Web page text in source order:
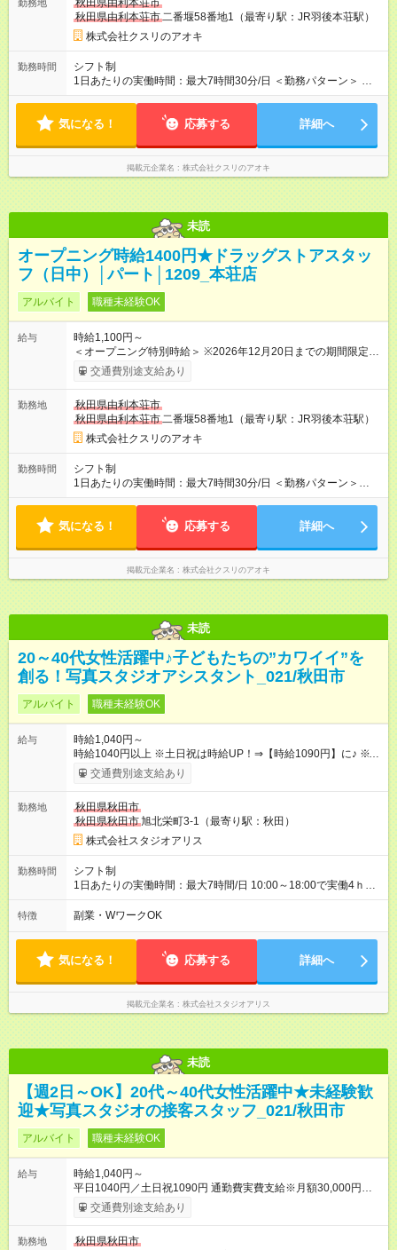
降 25％増し（営業店舗のみ） 【手当】 ※登録販売者資格手当
あり（時給＋30円） 【試用期間】試用期間なし
勤務地
秋田県由利本荘市
秋田県由利本荘市二番堰58番地1（最寄り駅：JR羽後本荘駅）
株式会社クスリのアオキ
勤務時間
シフト制
1日あたりの実働時間：最大7時間30分/日 ＜勤務パターン＞ ・
16:00～22:00 1日5時間 ・閉店までのフルタイム応相談！ 1日7
気になる！ 応募する 詳細へ
掲載元企業名 株式会社クスリのアオキ
未読
オープニング時給1400円★ドラッグストアスタッ
フ（日中）│パート│1209_本荘店
アルバイト 職種未経験OK
給与
時給1,100円～
＜オープニング特別時給＞ ※2026年12月20日までの期間限定特
別時給 8:30～17:00 時給1400円 17:00～22:00 時給1500円
※2026年12月21日～通常時給適用 8:30～17:00 時給1100円
降 25％増し（営業店舗のみ） 【手当】 ※登録販売者資格手当
あり（時給＋30円） 【試用期間】試用期間なし
交通費別途支給あり
勤務地
秋田県由利本荘市
秋田県由利本荘市二番堰58番地1（最寄り駅：JR羽後本荘駅）
株式会社クスリのアオキ
勤務時間
シフト制
1日あたりの実働時間：最大7時間30分/日 ＜勤務パターン＞
・ 8:30～17:00 ※1日5時間 ※8:30～勤務必須 （7時間～7.5時間
気になる！ 応募する 詳細へ
掲載元企業名 株式会社クスリのアオキ
未読
20～40代女性活躍中♪子どもたちの”カワイイ”を
創る！写真スタジオアシスタント_021/秋田市
アルバイト 職種未経験OK
給与
時給1,040円～
時給1040円以上 ※土日祝は時給UP！⇒【時給1090円】に♪ ※交
通費もしっかり支給（月30，000円まで） 【時給UPのチャンス
もたくさん！やりがいも◎】 頑張りはちゃ～んと時給に反映し
む）のシフトインで 「準社員」に！⇒ 時給30円UP！ 《チャン
ス２》社内資格をGETすると… 年2回の昇格審査クリアで、 専
門スキルをGET！⇒ 時給100円以上UPも夢じゃない！ 【急な出
費も怖くない♪前給制度あり】 「今月ピンチかも…」そんな時も
大丈夫！ 働いた分のお給料の一部を、 給料日前に受け取れる嬉
しい制度です。 【試用期間】試用期間あり 試用期間の長さ：3
交通費別途支給あり
勤務地
秋田県秋田市
秋田県秋田市旭北栄町3-1（最寄り駅：秋田）
株式会社スタジオアリス
勤務時間
シフト制
1日あたりの実働時間：最大7時間/日 10:00～18:00で実働4ｈ～
◆週2日～・1日4ｈ～OK ◆土日祝勤務できる方歓迎
特徴 副業・WワークOK
気になる！ 応募する 詳細へ
掲載元企業名 株式会社スタジオアリス
未読
【週2日～OK】20代～40代女性活躍中★未経験歓
迎★写真スタジオの接客スタッフ_021/秋田市
アルバイト 職種未経験OK
給与
時給1,040円～
平日1040円／土日祝1090円 通勤費実費支給※月額30,000円まで
■弊社の準社員へステップアップすると時給30円UP!!■ 準社員
とは… ・開店又は閉店作業が可能な方で1週間で24時間以上
格し、社内資格を有すると時給100円以上アップ！～ 【試用期
交通費別途支給あり
勤務地
秋田県秋田市